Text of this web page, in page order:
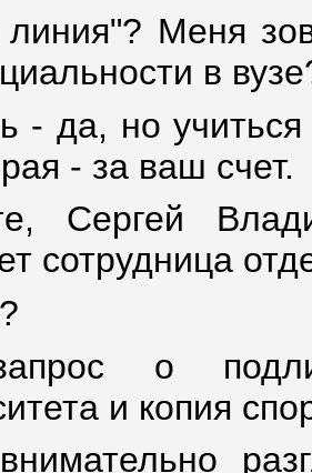
Меня
в
- да, но
- за ваш счет.
Сергей
сотрудница
о
и копия